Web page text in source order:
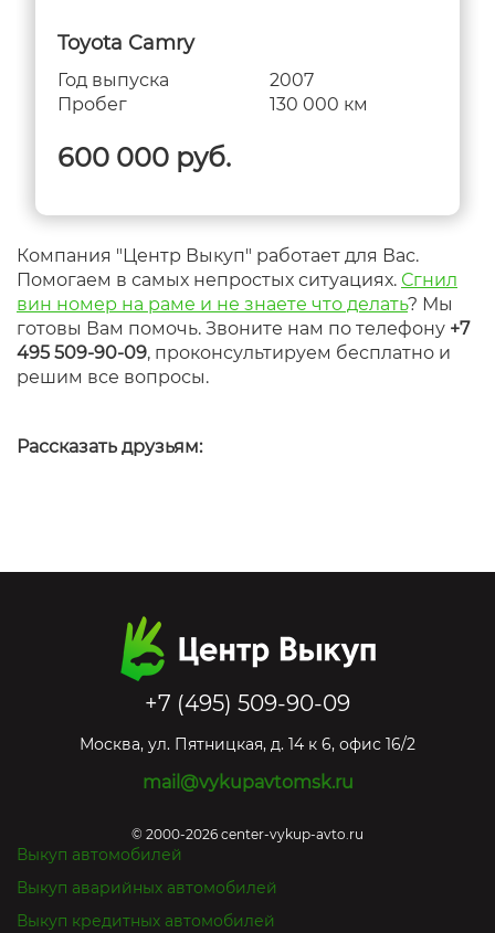
Toyota Camry
Год выпуска
2007
Пробег
130 000 км
600 000 руб.
Компания "Центр Выкуп" работает для Вас.
Помогаем в самых непростых ситуациях. Сгнил
вин номер на раме и не знаете что делать? Мы
готовы Вам помочь. Звоните нам по телефону +7
495 509-90-09, проконсультируем бесплатно и
решим все вопросы.
Рассказать друзьям:
+7 (495) 509-90-09
Москва, ул. Пятницкая, д. 14 к 6, офис 16/2
mail@vykupavtomsk.ru
© 2000-2026 center-vykup-avto.ru
Выкуп автомобилей
Выкуп аварийных автомобилей
Выкуп кредитных автомобилей